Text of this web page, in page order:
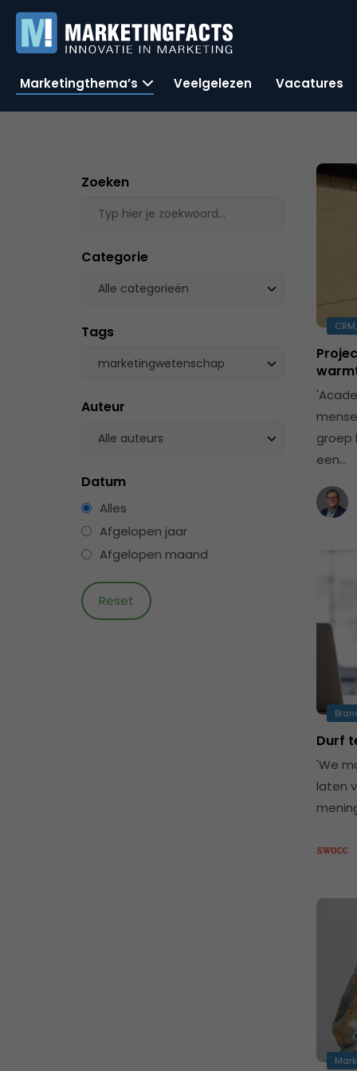
Marketingthema’s Veelgelezen Vacatures
Zoeken
Categorie
Alle categorieën
Tags
marketingwetenschap
Auteur
Alle auteurs
Datum
Alles
Afgelopen jaar
Afgelopen maand
groep
een…
Durf
'We
laten